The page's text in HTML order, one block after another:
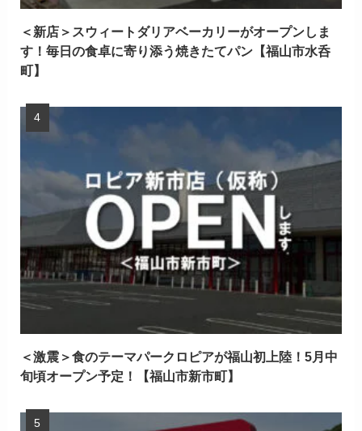
＜新店＞スウィートダリアベーカリーがオープンしま
す！毎日の食卓に寄り添う焼きたてパン【福山市水呑
町】
＜激震＞食のテーマパークロピアが福山初上陸！5月中
旬頃オープン予定！【福山市新市町】